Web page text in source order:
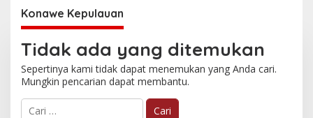
Konawe Kepulauan
Tidak ada yang ditemukan
Sepertinya kami tidak dapat menemukan yang Anda cari.
Mungkin pencarian dapat membantu.
C